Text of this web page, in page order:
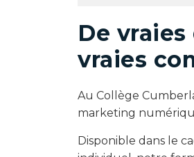
De
vraies
Au Collège
marketing
Disponible dans le